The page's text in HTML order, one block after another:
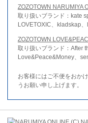
ZOZOTOWN NARUMIYA
取り扱いブランド：kate
LOVETOXIC、kladskap
ZOZOTOWN
取り扱いブランド：After
Love&Peace&Money、
お客様にはご不便をおか
うお願い申し上げます。